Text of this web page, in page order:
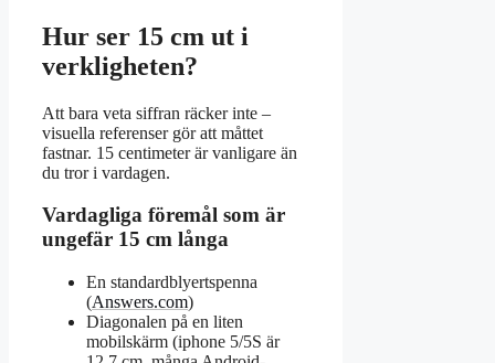
Hur ser 15 cm ut i
verkligheten?
Att bara veta siffran räcker inte –
visuella referenser gör att måttet
fastnar. 15 centimeter är vanligare än
du tror i vardagen.
Vardagliga föremål som är
ungefär 15 cm långa
En standardblyertspenna
(Answers.com)
Diagonalen på en liten
mobilskärm (iphone 5/5S är